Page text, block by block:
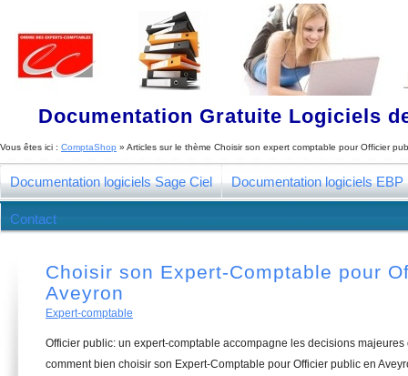
Documentation Gratuite Logiciels
Vous êtes ici : ComptaShop » Articles sur le thème Choisir son expert comptable pour Officier
Documentation logiciels Sage Ciel Documentation logiciels EBP
Contact
Choisir son Expert-Comptable pour
Aveyron
Expert-comptable
Officier public: un expert-comptable accompagne les decisions
comment bien choisir son Expert-Comptable pour Officier public en